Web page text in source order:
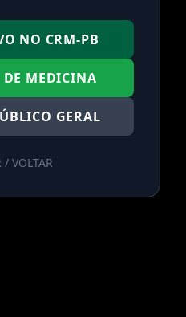
NO CRM-PB
MEDICINA
GERAL
/ VOLTAR